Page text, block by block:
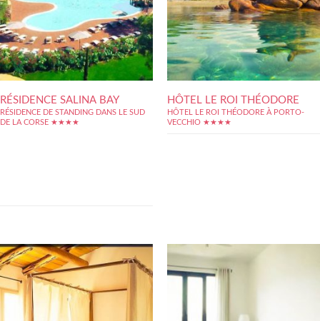
RÉSIDENCE SALINA BAY
RÉSIDENCE DE STANDING DANS LE SUD
DE LA CORSE ★★★★
HÔTEL LE ROI THÉODORE
HÔTEL LE ROI THÉODORE À PORTO-
VECCHIO ★★★★